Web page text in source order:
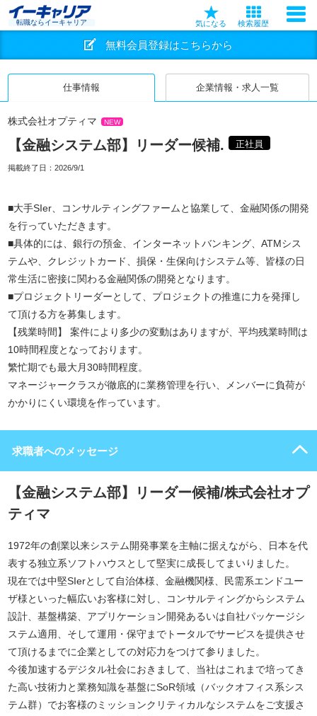
転職ならイーキャリア 気になる 検索履歴
無料会員登録はこちらから
仕事情報 企業情報・求人一覧
株式会社オプティマ NEW
【金融システム部】リーダー候補. 正社員
掲載終了日： 2026/9/1
■大手SIer、コンサルティングファームと協業して、金融関係の開発
を行っていただきます。
■具体的には、銀行の預金、インターネットバンキング、ATMシス
テムや、クレジットカード、損保・生保向けシステム等、皆様の日
常生活に密接に関わる金融関係の開発となります。
■プロジェクトリーダーとして、プロジェクトの推進に力を発揮し
て頂ける方を募集します。
【残業時間】 案件により多少の変動はありますが、平均残業時間は
10時間程度となっております。
繁忙期でも最大月30時間程度。
マネージャークラスが徹底的に業務管理を行い、メンバーに負荷が
かかりにくい環境を作っています。
求職者へのメッセージ
【金融システム部】リーダー候補/株式会社オプ
ティマ
1972年の創業以来システム開発事業を主軸に据えながら、日本を代
表する独立系ソフトハウスとして堅実に成長してまいりました。
現在では中堅SIerとして自治体様、金融機関様、民需系エンドユー
ザ様といった幅広いお客様に対し、コンサルティングからシステム
設計、基盤構築、アプリケーション開発あるいは自社パッケージシ
ステム適用、そして運用・保守までトータルでサービスを提供させ
て頂けるまでに企業としての対応力をつけて参りました。
今後加速するデジタル社会におきまして、当社はこれまで培ってき
た高い技術力と業務知識を基盤にSoR領域（バックオフィス系シス
テム群）でお客様のミッションクリティカルなシステムをご支援さ